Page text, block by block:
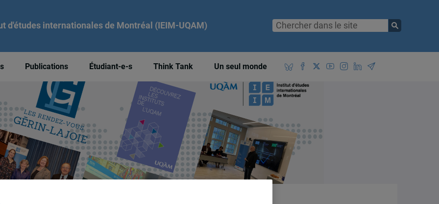
d'études internationales de Montréal (IEIM-UQAM)
Publications Étudiant-e-s Think Tank Un seul monde